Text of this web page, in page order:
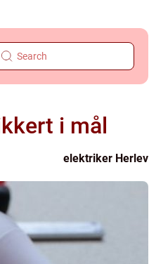
i mål
elektriker Herlev